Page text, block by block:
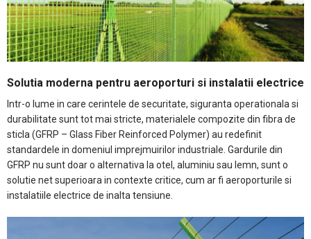
Solutia moderna pentru aeroporturi si instalatii electrice
Intr-o lume in care cerintele de securitate, siguranta operationala si
durabilitate sunt tot mai stricte, materialele compozite din fibra de
sticla (GFRP – Glass Fiber Reinforced Polymer) au redefinit
standardele in domeniul imprejmuirilor industriale. Gardurile din
GFRP nu sunt doar o alternativa la otel, aluminiu sau lemn, sunt o
solutie net superioara in contexte critice, cum ar fi aeroporturile si
instalatiile electrice de inalta tensiune.